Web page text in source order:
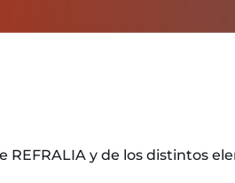
y de los distintos